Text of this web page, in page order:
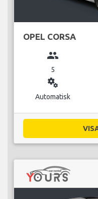
OPEL CORSA
group
5
miscellaneous_services
Automatisk